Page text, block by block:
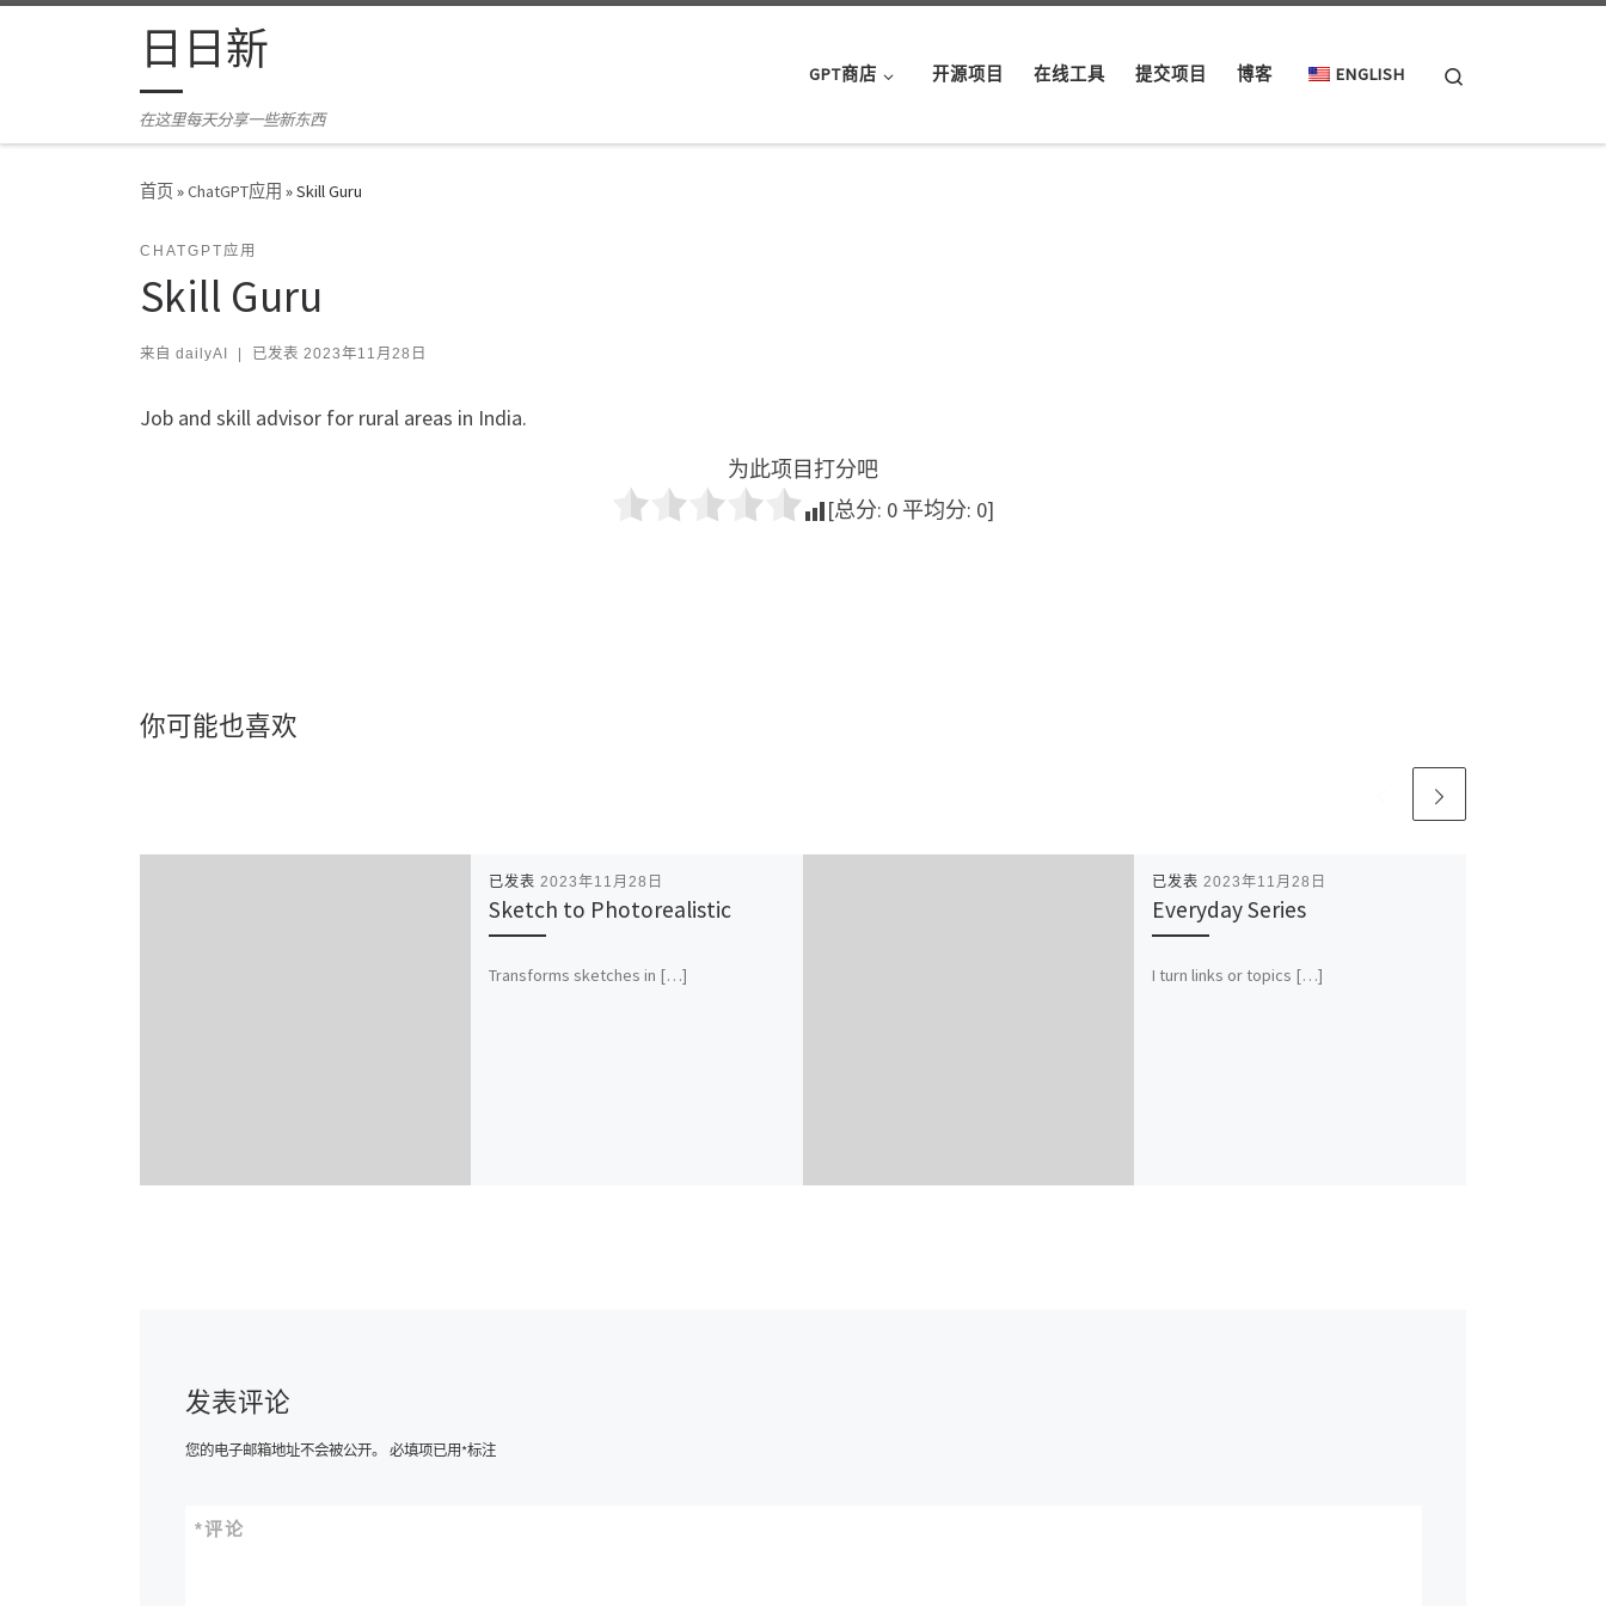
Skip to content日日新
在这里每天分享一些新东西
GPT商店 开源项目 在线工具 提交项目 博客 ENGLISH
首页»ChatGPT应用 »Skill Guru
CHATGPT应用
Skill Guru
来自 dailyAI 已发表 2023年11月28日
Job and skill advisor for rural areas in India.
为此项目打分吧
[总分: 0 平均分: 0]
你可能也喜欢
已发表 2023年11月28日
Sketch to Photorealistic
Transforms sketches in […]
已发表 2023年11月28日
Everyday Series
I turn links or topics […]
发表评论
您的电子邮箱地址不会被公开。 必填项已用*标注
评论
*